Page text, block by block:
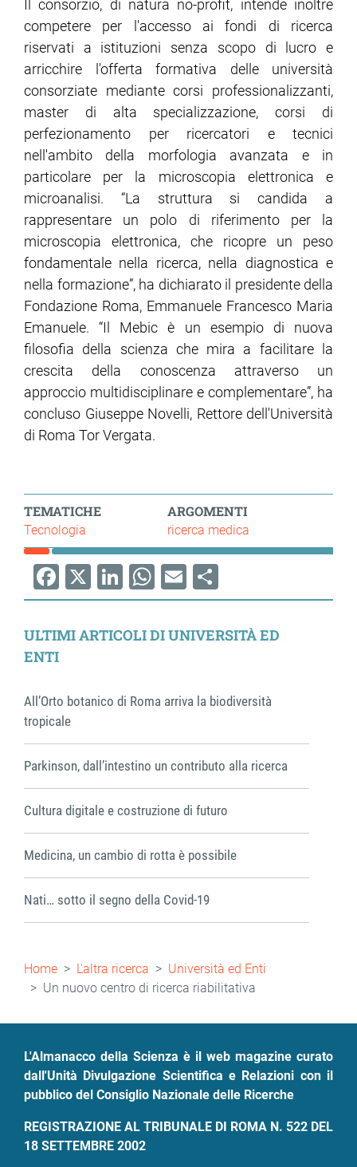
Il consorzio, di natura no-profit, intende inoltre
competere per l'accesso ai fondi di ricerca
riservati a istituzioni senza scopo di lucro e
arricchire l'offerta formativa delle università
consorziate mediante corsi professionalizzanti,
master di alta specializzazione, corsi di
perfezionamento per ricercatori e tecnici
nell'ambito della morfologia avanzata e in
particolare per la microscopia elettronica e
microanalisi. “La struttura si candida a
rappresentare un polo di riferimento per la
microscopia elettronica, che ricopre un peso
fondamentale nella ricerca, nella diagnostica e
nella formazione”, ha dichiarato il presidente della
Fondazione Roma, Emmanuele Francesco Maria
Emanuele. “Il Mebic è un esempio di nuova
filosofia della scienza che mira a facilitare la
crescita della conoscenza attraverso un
approccio multidisciplinare e complementare”, ha
concluso Giuseppe Novelli, Rettore dell'Università
di Roma Tor Vergata.
TEMATICHE
Tecnologia
ARGOMENTI
ricerca medica
Facebook
X LinkedIn
WhatsApp
EmailShare
ULTIMI ARTICOLI DI UNIVERSITÀ ED
ENTI
All’Orto botanico di Roma arriva la biodiversità
tropicale
Parkinson, dall’intestino un contributo alla ricerca
Cultura digitale e costruzione di futuro
Medicina, un cambio di rotta è possibile
Nati… sotto il segno della Covid-19
Briciole
di
pane
Home L'altra ricerca
Università ed Enti
Un nuovo centro di ricerca riabilitativa
L'Almanacco della Scienza è il web magazine curato
dall'Unità Divulgazione Scientifica e Relazioni con il
pubblico del Consiglio Nazionale delle Ricerche
REGISTRAZIONE AL TRIBUNALE DI ROMA N. 522 DEL
18 SETTEMBRE 2002